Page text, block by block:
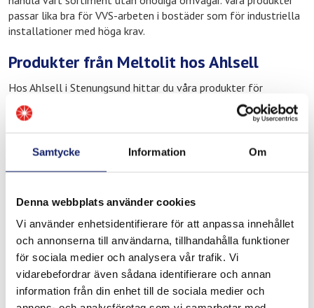
Samtycke Information Om
Denna webbplats använder cookies
Vi använder enhetsidentifierare för att anpassa innehållet
och annonserna till användarna, tillhandahålla funktioner
för sociala medier och analysera vår trafik. Vi
vidarebefordrar även sådana identifierare och annan
information från din enhet till de sociala medier och
passar lika bra för VVS-arbeten i bostäder som för industriella
installationer med höga krav.
Produkter från Meltolit hos Ahlsell
Hos Ahlsell i Stenungsund hittar du våra produkter för
yrkesmässig svetsning och lödning. Sortimentet inkluderar
lödtenn och mjuklödmaterial för rörsystem i koppar och
hårdlödprodukter för applikationer med höga krav på
löpande drift i industrin.
Våra produkter är framtagna för att fungera konsekvent och
pålitligt under verkliga driftförhållanden. I Stenungsunds
industrimiljö, där installationer ska hålla under högt tryck och
varierande temperaturer, är det viktigt att materialet man
väljer inte kompromissar med prestandan.